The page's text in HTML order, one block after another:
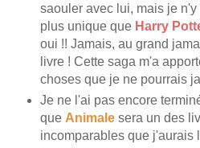
saouler avec lui, mais je
plus unique que Harry
oui !! Jamais, au grand
livre ! Cette saga m'a
choses que je ne pourrais
Je ne l'ai pas encore
que Animalesera un des
incomparables que j'aurais